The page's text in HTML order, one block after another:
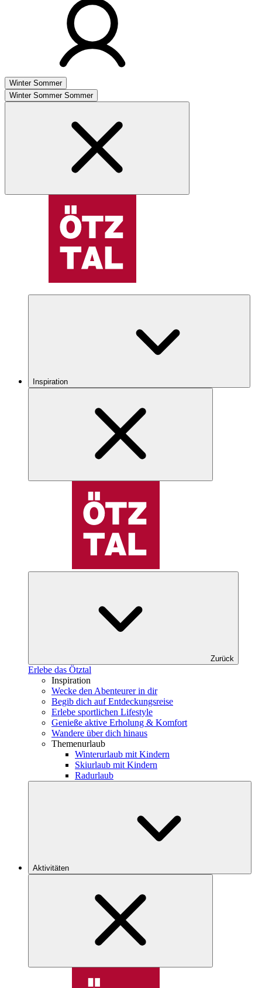
Winter Sommer
Winter Sommer Sommer
Inspiration
Zurück
Erlebe das Ötztal
Inspiration
Wecke den Abenteurer in dir
Begib dich auf Entdeckungsreise
Erlebe sportlichen Lifestyle
Genieße aktive Erholung & Komfort
Wandere über dich hinaus
Themenurlaub
Winterurlaub mit Kindern
Skiurlaub mit Kindern
Radurlaub
Aktivitäten